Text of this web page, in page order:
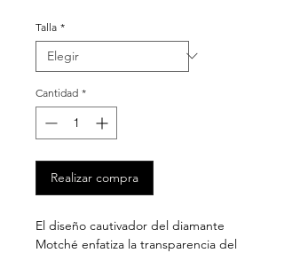
Talla *
Cantidad *
Realizar compra
El diseño cautivador del diamante
Motché enfatiza la transparencia del